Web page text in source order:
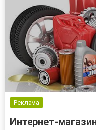
Реклама
Интернет-